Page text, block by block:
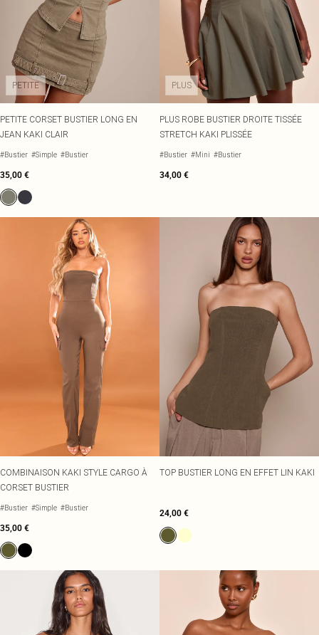
PETITE
PETITE CORSET BUSTIER LONG EN
JEAN KAKI CLAIR
#Bustier #Simple #Bustier
35,00 €
PLUS
PLUS ROBE BUSTIER DROITE TISSÉE
STRETCH KAKI PLISSÉE
#Bustier #Mini #Bustier
34,00 €
COMBINAISON KAKI STYLE CARGO À
CORSET BUSTIER
#Bustier #Simple #Bustier
35,00 €
TOP BUSTIER LONG EN EFFET LIN KAKI
24,00 €